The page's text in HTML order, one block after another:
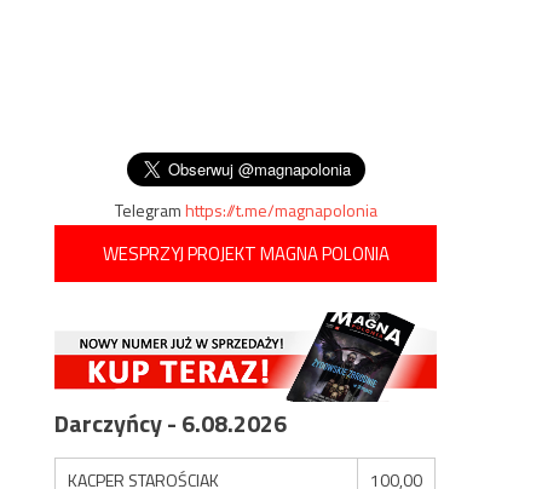
Telegramhttps://t.me/magnapolonia
WESPRZYJ PROJEKT MAGNA POLONIA
Darczyńcy - 6.08.2026
KACPER STAROŚCIAK
100,00